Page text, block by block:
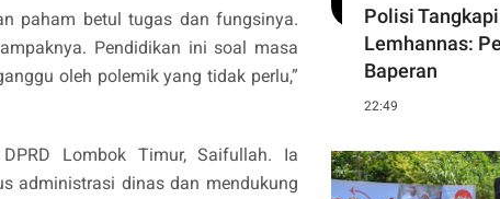
paham betul tugas dan fungsinya.
Pendidikan ini soal masa
oleh polemik yang tidak perlu,”
Lombok Timur, Saifullah. Ia
administrasi dinas dan mendukung
Polisi
Lemhannas:
Baperan
22:49